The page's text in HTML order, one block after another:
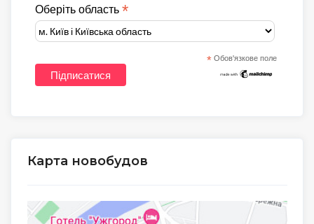
Оберіть область *
* Обов'язкове поле
Карта новобудов